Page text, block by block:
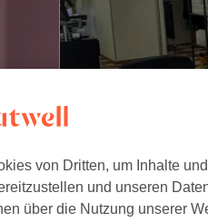
von Dritten, um Inhalte
und unseren
über die Nutzung unserer